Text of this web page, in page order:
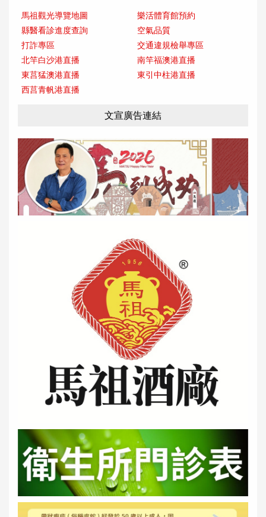
馬祖觀光導覽地圖
樂活體育館預約
縣醫看診進度查詢
空氣品質
打詐專區
交通違規檢舉專區
北竿白沙港直播
南竿福澳港直播
東莒猛澳港直播
東引中柱港直播
西莒青帆港直播
文宣廣告連結